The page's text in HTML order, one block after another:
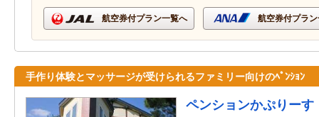
航空券付プラン一覧へ 航空券付プラ
手作り体験とマッサージが受けられるファミリー向けのﾍﾟﾝｼｮﾝ
ペンションかぷりーす